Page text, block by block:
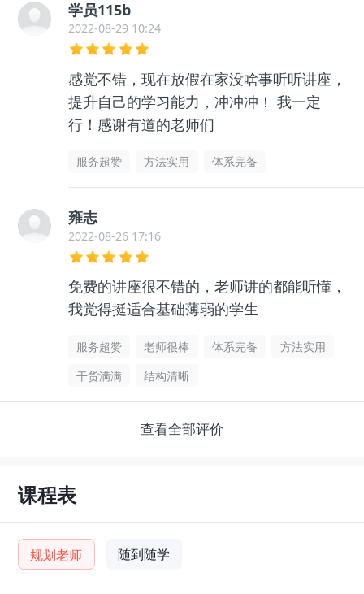
学员115b
2022-08-29 10:24
感觉不错，现在放假在家没啥事听听讲座，
提升自己的学习能力，冲冲冲！ 我一定
行！感谢有道的老师们
服务超赞 方法实用 体系完备
雍志
2022-08-26 17:16
免费的讲座很不错的，老师讲的都能听懂，
我觉得挺适合基础薄弱的学生
服务超赞 老师很棒 体系完备
方法实用
干货满满
结构清晰
查看全部评价
课程表
规划老师 随到随学